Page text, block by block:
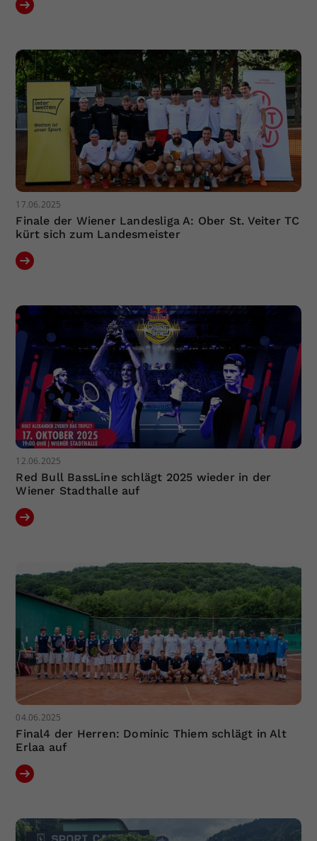
17.06.2025
Finale der Wiener Landesliga A: Ober St. Veiter TC
kürt sich zum Landesmeister
12.06.2025
Red Bull BassLine schlägt 2025 wieder in der
Wiener Stadthalle auf
04.06.2025
Final4 der Herren: Dominic Thiem schlägt in Alt
Erlaa auf